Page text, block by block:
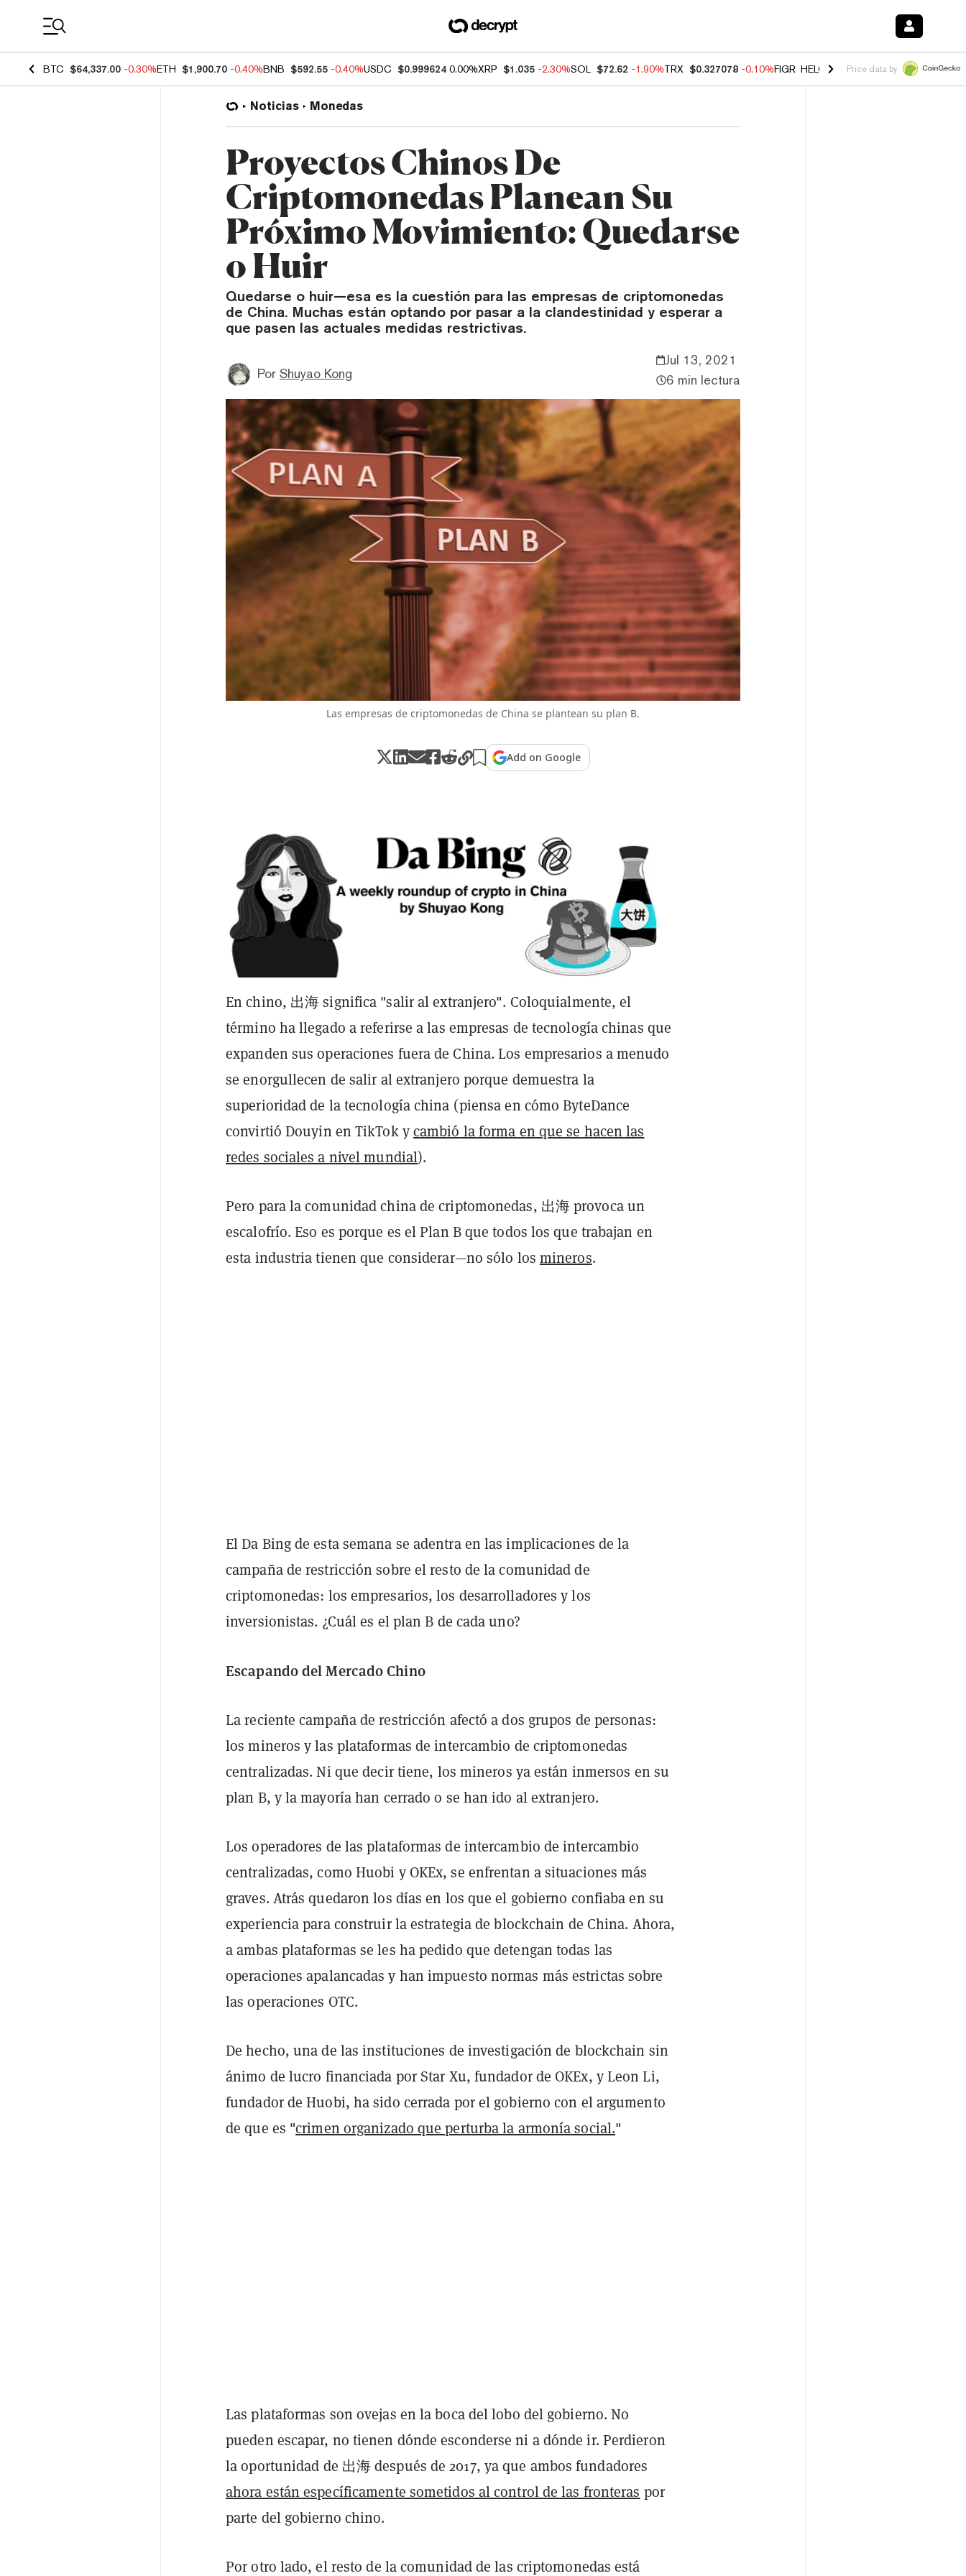
BTC $64,337.00 -0.30%ETH $1,900.70 -0.40%BNB $592.55 -0.40%USDC $0.999624 0.00%XRP $1.035 -2.30%SOL $72.62 -1.90%TRX $0.327078 -0.10%FIGR_HELOC $1.035 0.20%HYPE $55.80
Price data by
Noticias Monedas
Proyectos Chinos De
Criptomonedas Planean Su
Próximo Movimiento: Quedarse
o Huir
Quedarse o huir—esa es la cuestión para las empresas de criptomonedas
de China. Muchas están optando por pasar a la clandestinidad y esperar a
que pasen las actuales medidas restrictivas.
Por Shuyao Kong
Jul 13, 2021
6 min lectura
Las empresas de criptomonedas de China se plantean su plan B.
Add on Google
En chino, 出海 significa "salir al extranjero". Coloquialmente, el
término ha llegado a referirse a las empresas de tecnología chinas que
expanden sus operaciones fuera de China. Los empresarios a menudo
se enorgullecen de salir al extranjero porque demuestra la
superioridad de la tecnología china (piensa en cómo ByteDance
convirtió Douyin en TikTok ycambió la forma en que se hacen las
redes sociales a nivel mundial).
Pero para la comunidad china de criptomonedas, 出海 provoca un
escalofrío. Eso es porque es el Plan B que todos los que trabajan en
esta industria tienen que considerar—no sólo los mineros.
El Da Bing de esta semana se adentra en las implicaciones de la
campaña de restricción sobre el resto de la comunidad de
criptomonedas: los empresarios, los desarrolladores y los
inversionistas. ¿Cuál es el plan B de cada uno?
Escapando del Mercado Chino
La reciente campaña de restricción afectó a dos grupos de personas:
los mineros y las plataformas de intercambio de criptomonedas
centralizadas. Ni que decir tiene, los mineros ya están inmersos en su
plan B, y la mayoría han cerrado o se han ido al extranjero.
Los operadores de las plataformas de intercambio de intercambio
centralizadas, como Huobi y OKEx, se enfrentan a situaciones más
graves. Atrás quedaron los días en los que el gobierno confiaba en su
experiencia para construir la estrategia de blockchain de China. Ahora,
a ambas plataformas se les ha pedido que detengan todas las
operaciones apalancadas y han impuesto normas más estrictas sobre
las operaciones OTC.
De hecho, una de las instituciones de investigación de blockchain sin
ánimo de lucro financiada por Star Xu, fundador de OKEx, y Leon Li,
fundador de Huobi, ha sido cerrada por el gobierno con el argumento
de que es "crimen organizado que perturba la armonía social."
Las plataformas son ovejas en la boca del lobo del gobierno. No
pueden escapar, no tienen dónde esconderse ni a dónde ir. Perdieron
la oportunidad de 出海 después de 2017, ya que ambos fundadores
ahora están específicamente sometidos al control de las fronteras por
parte del gobierno chino.
Por otro lado, el resto de la comunidad de las criptomonedas está